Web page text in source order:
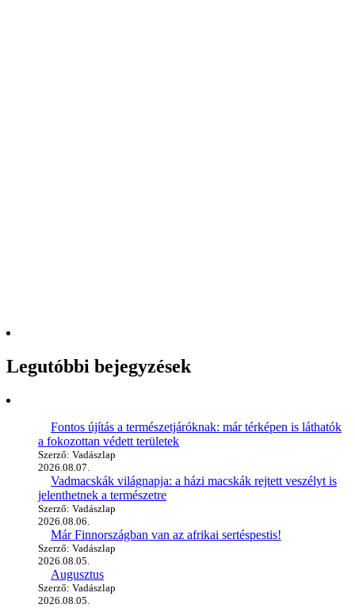
Legutóbbi bejegyzések
Fontos újítás a természetjáróknak: már térképen is láthatók
a fokozottan védett területek
Szerző: Vadászlap
2026.08.07.
Vadmacskák világnapja: a házi macskák rejtett veszélyt is
jelenthetnek a természetre
Szerző: Vadászlap
2026.08.06.
Már Finnországban van az afrikai sertéspestis!
Szerző: Vadászlap
2026.08.05.
Augusztus
Szerző: Vadászlap
2026.08.05.